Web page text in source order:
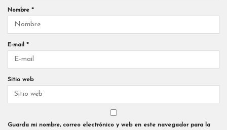
Nombre *
E-mail *
Sitio web
Guarda mi nombre, correo electrónico y web en este navegador para la